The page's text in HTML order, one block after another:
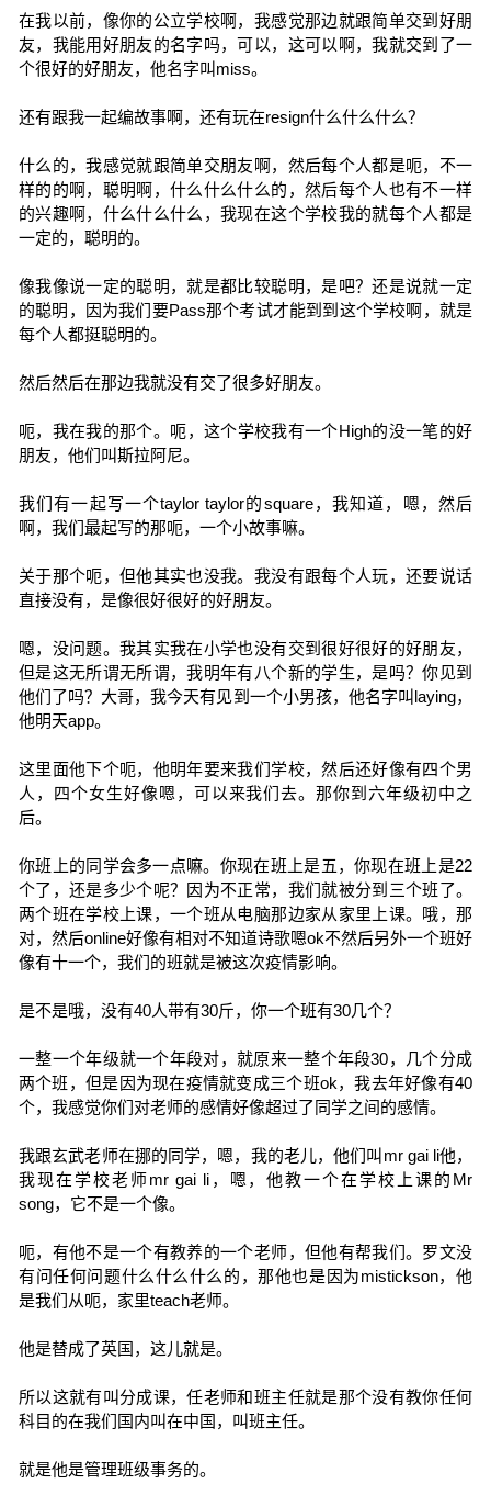
在我以前，像你的公立学校啊，我感觉那边就跟简单交到好朋
友，我能用好朋友的名字吗，可以，这可以啊，我就交到了一
个很好的好朋友，他名字叫miss。
还有跟我一起编故事啊，还有玩在resign什么什么什么？
什么的，我感觉就跟简单交朋友啊，然后每个人都是呃，不一
样的的啊，聪明啊，什么什么什么的，然后每个人也有不一样
的兴趣啊，什么什么什么，我现在这个学校我的就每个人都是
一定的，聪明的。
像我像说一定的聪明，就是都比较聪明，是吧？还是说就一定
的聪明，因为我们要Pass那个考试才能到到这个学校啊，就是
每个人都挺聪明的。
然后然后在那边我就没有交了很多好朋友。
呃，我在我的那个。呃，这个学校我有一个High的没一笔的好
朋友，他们叫斯拉阿尼。
我们有一起写一个taylor taylor的square，我知道，嗯，然后
啊，我们最起写的那呃，一个小故事嘛。
关于那个呃，但他其实也没我。我没有跟每个人玩，还要说话
直接没有，是像很好很好的好朋友。
嗯，没问题。我其实我在小学也没有交到很好很好的好朋友，
但是这无所谓无所谓，我明年有八个新的学生，是吗？你见到
他们了吗？大哥，我今天有见到一个小男孩，他名字叫laying，
他明天app。
这里面他下个呃，他明年要来我们学校，然后还好像有四个男
人，四个女生好像嗯，可以来我们去。那你到六年级初中之
后。
你班上的同学会多一点嘛。你现在班上是五，你现在班上是22
个了，还是多少个呢？因为不正常，我们就被分到三个班了。
两个班在学校上课，一个班从电脑那边家从家里上课。哦，那
对，然后online好像有相对不知道诗歌嗯ok不然后另外一个班好
像有十一个，我们的班就是被这次疫情影响。
是不是哦，没有40人带有30斤，你一个班有30几个？
一整一个年级就一个年段对，就原来一整个年段30，几个分成
两个班，但是因为现在疫情就变成三个班ok，我去年好像有40
个，我感觉你们对老师的感情好像超过了同学之间的感情。
我跟玄武老师在挪的同学，嗯，我的老儿，他们叫mr gai li他，
我现在学校老师mr gai li，嗯，他教一个在学校上课的Mr
song，它不是一个像。
呃，有他不是一个有教养的一个老师，但他有帮我们。罗文没
有问任何问题什么什么什么的，那他也是因为mistickson，他
是我们从呃，家里teach老师。
他是替成了英国，这儿就是。
所以这就有叫分成课，任老师和班主任就是那个没有教你任何
科目的在我们国内叫在中国，叫班主任。
就是他是管理班级事务的。